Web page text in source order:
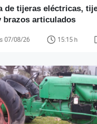
de tijeras eléctricas,
brazos articulados
07/08/26 15:15 h